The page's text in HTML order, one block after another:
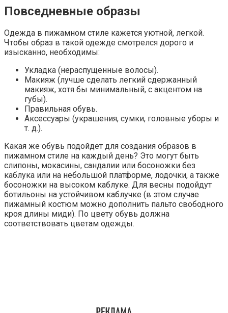
Повседневные образы
Одежда в пижамном стиле кажется уютной, легкой.
Чтобы образ в такой одежде смотрелся дорого и
изысканно, необходимы:
Укладка (нераспущенные волосы).
Макияж (лучше сделать легкий сдержанный
макияж, хотя бы минимальный, с акцентом на
губы).
Правильная обувь.
Аксессуары (украшения, сумки, головные уборы и
т. д.).
Какая же обувь подойдет для создания образов в
пижамном стиле на каждый день? Это могут быть
слипоны, мокасины, сандалии или босоножки без
каблука или на небольшой платформе, лодочки, а также
босоножки на высоком каблуке. Для весны подойдут
ботильоны на устойчивом каблучке (в этом случае
пижамный костюм можно дополнить пальто свободного
кроя длины миди). По цвету обувь должна
соответствовать цветам одежды.